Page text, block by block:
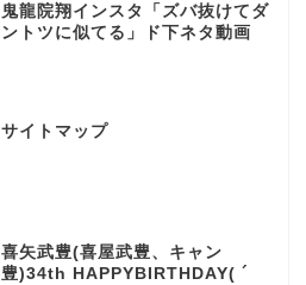
鬼龍院翔インスタ「ズバ抜けてダ
ントツに似てる」ド下ネタ動画
サイトマップ
喜矢武豊(喜屋武豊、キャン
豊)34th HAPPYBIRTHDAY( ´